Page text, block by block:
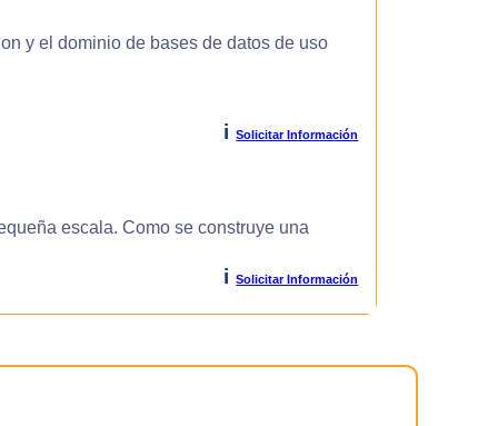
y el dominio de bases de datos de uso
i Solicitar Información
escala. Como se construye una
i Solicitar Información